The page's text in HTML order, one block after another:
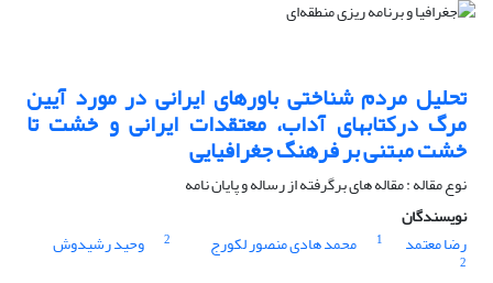
تحلیل مردم شناختی باورهای ایرانی در مورد آیین
مرگ درکتابهای آداب، معتقدات ایرانی و خشت تا
خشت مبتنی بر فرهنگ جغرافیایی
نوع مقاله : مقاله های برگرفته از رساله و پایان نامه
نویسندگان
رضا معتمد
1 محمد هادی منصور لکورج 2 وحید رشیدوش
2